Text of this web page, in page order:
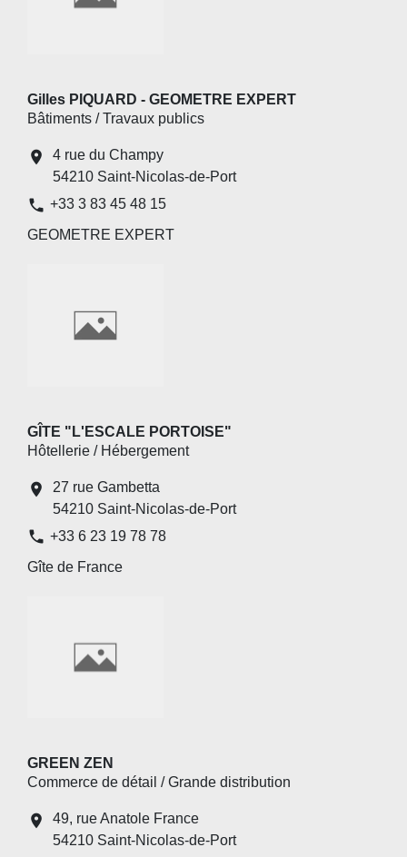
Gilles PIQUARD - GEOMETRE EXPERT
Bâtiments / Travaux publics
location_on
4 rue du Champy
54210 Saint-Nicolas-de-Port
phone +33 3 83 45 48 15
GEOMETRE EXPERT
GÎTE "L'ESCALE PORTOISE"
Hôtellerie / Hébergement
location_on
27 rue Gambetta
54210 Saint-Nicolas-de-Port
phone +33 6 23 19 78 78
Gîte de France
GREEN ZEN
Commerce de détail / Grande distribution
location_on
49, rue Anatole France
54210 Saint-Nicolas-de-Port